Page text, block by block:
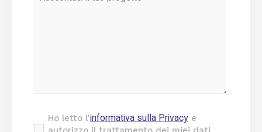
Ho letto l'informativa sulla Privacye